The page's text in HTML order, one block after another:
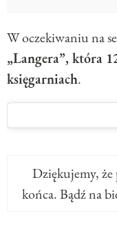
W oczekiwaniu na
„Langera”, która
księgarniach.
Dziękujemy, że
końca. Bądź na